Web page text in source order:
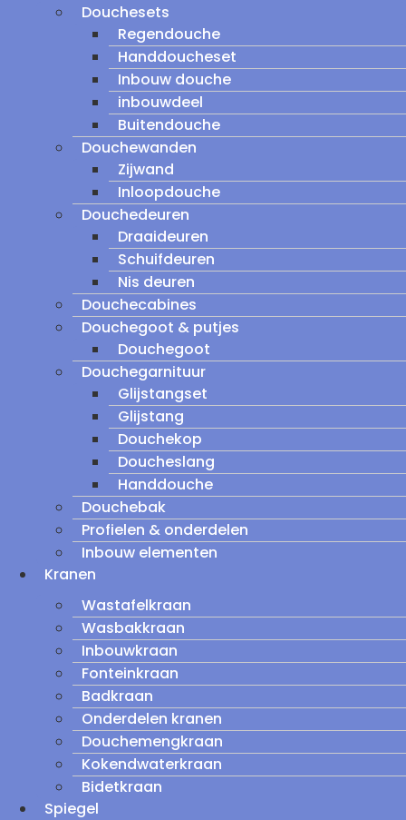
Douchesets
Regendouche
Handdoucheset
Inbouw douche
inbouwdeel
Buitendouche
Douchewanden
Zijwand
Inloopdouche
Douchedeuren
Draaideuren
Schuifdeuren
Nis deuren
Douchecabines
Douchegoot & putjes
Douchegoot
Douchegarnituur
Glijstangset
Glijstang
Douchekop
Doucheslang
Handdouche
Douchebak
Profielen & onderdelen
Inbouw elementen
Kranen
Wastafelkraan
Wasbakkraan
Inbouwkraan
Fonteinkraan
Badkraan
Onderdelen kranen
Douchemengkraan
Kokendwaterkraan
Bidetkraan
Spiegel